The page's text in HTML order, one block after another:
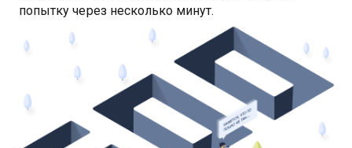
попытку через несколько минут.